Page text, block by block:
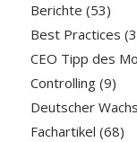
Berichte (53)
Best Practices
CEO Tipp des
Controlling(9)
Deutscher
Fachartikel (68)